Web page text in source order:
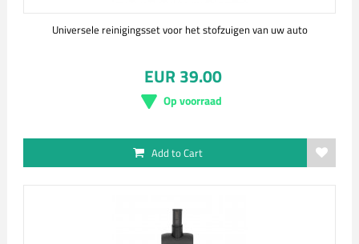
Universele reinigingsset voor het stofzuigen van uw auto
EUR 39.00
Op voorraad
Add to Cart